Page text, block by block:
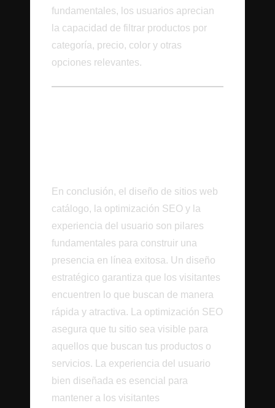
fundamentales, los usuarios aprecian
la capacidad de filtrar productos por
categoría, precio, color y otras
opciones relevantes.
En conclusión, el diseño de sitios web
catálogo, la optimización SEO y la
experiencia del usuario son pilares
fundamentales para construir una
presencia en línea exitosa. Un diseño
estratégico garantiza que los visitantes
encuentren lo que buscan de manera
rápida y atractiva. La optimización SEO
asegura que tu sitio sea visible para
aquellos que buscan tus productos o
servicios. La experiencia del usuario
bien diseñada es esencial para
mantener a los visitantes